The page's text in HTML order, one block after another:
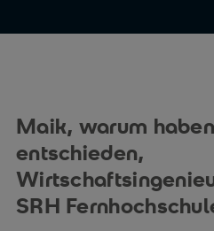
Maik, warum
entschieden,
SRH